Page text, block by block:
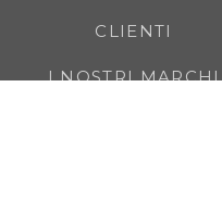
CLIENTI
I NOSTRI MARCHI